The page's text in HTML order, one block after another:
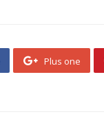
Plus one